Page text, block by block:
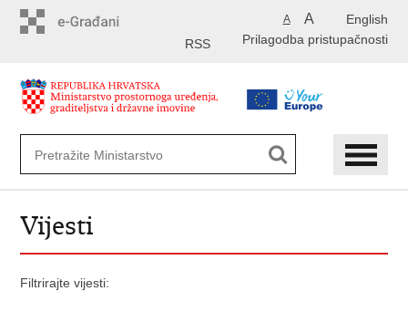
English
A A
Prilagodba pristupačnosti
RSS
Vijesti
Filtrirajte vijesti: